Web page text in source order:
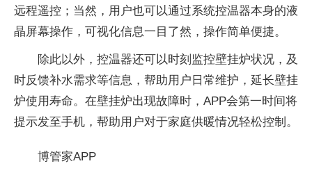
远程遥控；当然，用户也可以通过系统控温器本身的液
晶屏幕操作，可视化信息一目了然，操作简单便捷。
除此以外，控温器还可以时刻监控壁挂炉状况，及
时反馈补水需求等信息，帮助用户日常维护，延长壁挂
炉使用寿命。在壁挂炉出现故障时，APP会第一时间将
提示发至手机，帮助用户对于家庭供暖情况轻松控制。
博管家APP